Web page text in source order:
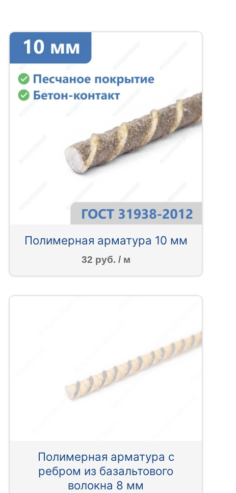
Полимерная арматура 10 мм
32 руб. / м
Полимерная арматура c
ребром из базальтового
волокна 8 мм